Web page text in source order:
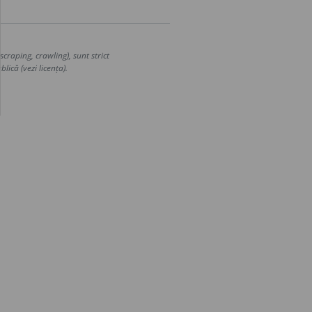
crawling), sunt strict
(vezi licența).